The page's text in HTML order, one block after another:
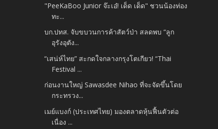
"PeeKaBoo Junior จ๊ะเอ๋! เด็ด เด็ด" ชวนน้องท่อง
ทะ...
บก.ปทส. จับขบวนการค้าสัตว์ป่า สลดพบ “ลูก
อุรังอุตัง...
“เสน่ห์ไทย” สะกดใจกลางกรุงโตเกียว! “Thai
Festival ...
ก่อนงานใหญ่ Sawasdee Nihao ที่จะจัดขึ้นโดย
กระทรวง...
เมย์แบงก์ (ประเทศไทย) มองตลาดหุ้นฟื้นตัวต่อ
เนื่อง ...